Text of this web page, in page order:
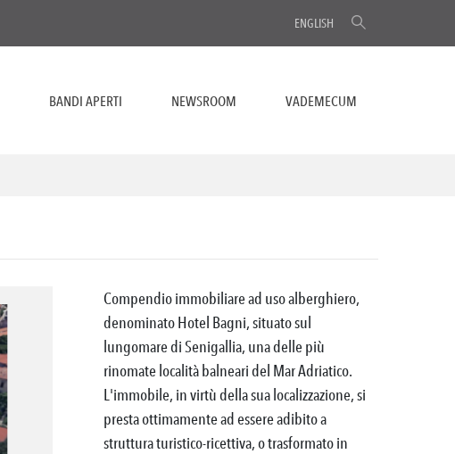
ENGLISH
BANDI APERTI NEWSROOM VADEMECUM
Compendio immobiliare ad uso alberghiero,
denominato Hotel Bagni, situato sul
lungomare di Senigallia, una delle più
rinomate località balneari del Mar Adriatico.
L'immobile, in virtù della sua localizzazione, si
presta ottimamente ad essere adibito a
struttura turistico-ricettiva, o trasformato in